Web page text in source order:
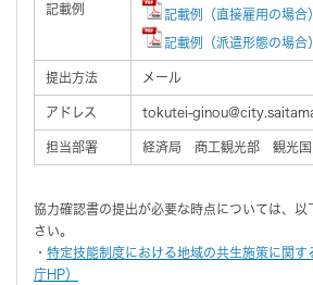
記載例 記載例（直接雇用の場
記載例（派遣形態の場
提出方法 メール
アドレス tokutei-
担当部署 経済局 商工観光部 観光
協力確認書の提出が必要な時点については、以
さい。
・ 特定技能制度における地域の共生施策に関す
庁HP）